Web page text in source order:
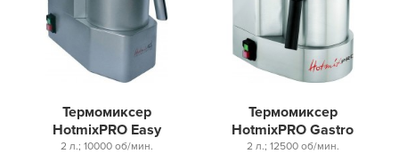
Термомиксер
HotmixPRO Easy
2 л.; 10000 об/мин.
Термомиксер
HotmixPRO Gastro
2 л.; 12500 об/мин.